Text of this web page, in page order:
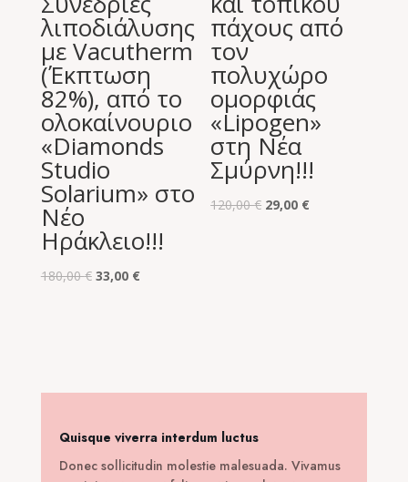
λιποδιάλυσης
με Vacutherm
(Έκπτωση
82%), από το
ολοκαίνουριο
«Diamonds
Studio
Solarium» στο
Νέο
Ηράκλειο!!!
180,00€ Original
33,00 €Η
πάχους από
τον
πολυχώρο
ομορφιάς
«Lipogen»
στη Νέα
Σμύρνη!!!
120,00€ Original
29,00 €
Quisque viverra interdum luctus
Donec sollicitudin molestie malesuada. Vivamus